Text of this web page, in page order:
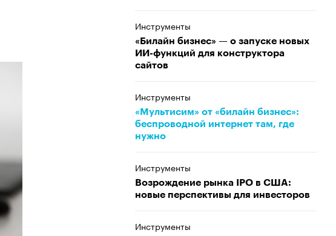
Инструменты
«Билайн бизнес» — о запуске новых
ИИ-функций для конструктора
сайтов
Инструменты
«Мультисим» от «билайн бизнес»:
беспроводной интернет там, где
нужно
Инструменты
Возрождение рынка IPO в США:
новые перспективы для инвесторов
Инструменты